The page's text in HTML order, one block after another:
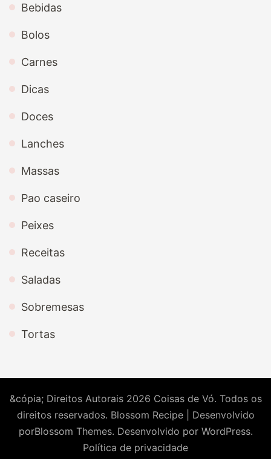
Bebidas
Bolos
Carnes
Dicas
Doces
Lanches
Massas
Pao caseiro
Peixes
Receitas
Saladas
Sobremesas
Tortas
&cópia; Direitos Autorais 2026 Coisas de Vó. Todos os
direitos reservados. Blossom Recipe | Desenvolvido
porBlossom Themes. Desenvolvido por WordPress.
Política de privacidade